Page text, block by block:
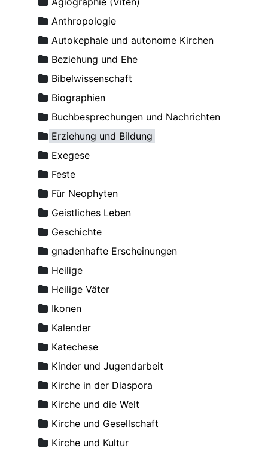
Adrian (Pashin), Hegumen
Agapit (Belowidow), Schemaarchimandrit
Agapit, Bischof von Stuttgart
Aksjutschitz, Viktor
Alexander Schmorell, Märtyrer, Heiliger
Alexander, Erzbischof von Berlin und Deutschland
Alexij II (Ridiger), Patriarch von Moskau
Alexis (van der Mensbrugge), Erzbischof
Alexis (von Meudon), Bischof
Altmann, Rüdiger
Amfilohije (Radovic), Metropolit
Amvrosij (Pogodin), Archimandrit
Anastasius, Metropolit
Andreas von Kreta, Heiliger
Angelina, Nonne
Anghelescu, D.
Anikin, Constantin, Priester
Anthony (Antonij), Metropolit von Sourozh
Anthony (Bloom), Metropolit
Antonij (Chrapovickij), Metropolit
Antonij, Metropolit
Antonius der Große
Antonow, Konstantin, Dr.
Anthropologie
Autokephale und autonome Kirchen
Beziehung und Ehe
Bibelwissenschaft
Biographien
Buchbesprechungen und Nachrichten
Erziehung und Bildung
Exegese
Feste
Für Neophyten
Geistliches Leben
Geschichte
gnadenhafte Erscheinungen
Heilige
Heilige Väter
Ikonen
Kalender
Katechese
Kinder und Jugendarbeit
Kirche in der Diaspora
Kirche und die Welt
Kirche und Gesellschaft
Kirche und Kultur